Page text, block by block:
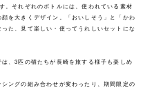
。それぞれのボトルには、使われている素材
顔を大きくデザイン。「おいしそう」と「かわ
た、見て楽しい・使ってうれしいセットにな
、3匹の猫たちが長崎を旅する様子も楽しめ
ングの組み合わせが変わったり、期間限定の